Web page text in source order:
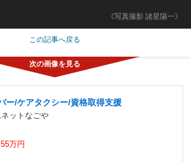
《写真撮影 諸星陽一》
この記事へ戻る
ー/ケアタクシー/資格取得支援
ットなごや
万円